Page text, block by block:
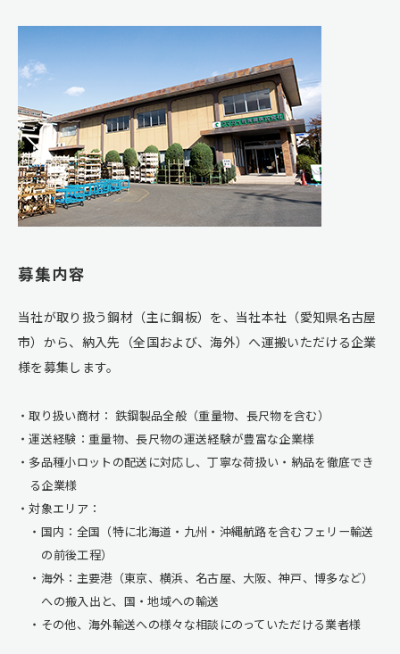
募集内容
当社が取り扱う鋼材（主に鋼板）を、当社本社（愛知県名古屋
市）から、納入先（全国および、海外）へ運搬いただける企業
様を募集します。
取り扱い商材： 鉄鋼製品全般（重量物、長尺物を含む）
運送経験：重量物、長尺物の運送経験が豊富な企業様
多品種小ロットの配送に対応し、丁寧な荷扱い・納品を徹底でき
る企業様
対象エリア：
国内：全国（特に北海道・九州・沖縄航路を含むフェリー輸送
の前後工程）
海外：主要港（東京、横浜、名古屋、大阪、神戸、博多など）
への搬入出と、国・地域への輸送
その他、海外輸送への様々な相談にのっていただける業者様